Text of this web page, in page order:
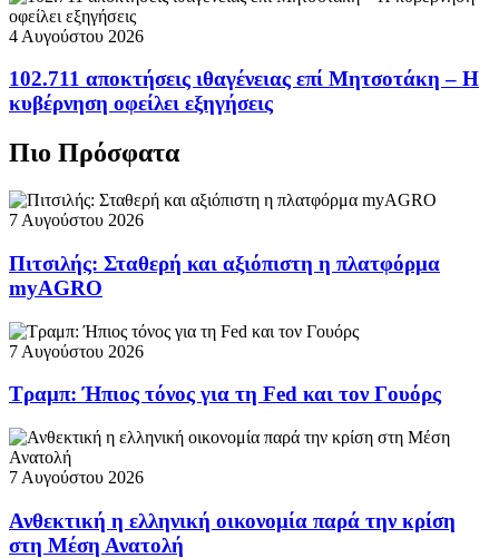
4 Αυγούστου 2026
102.711 αποκτήσεις ιθαγένειας επί Μητσοτάκη – Η
κυβέρνηση οφείλει εξηγήσεις
Πιο Πρόσφατα
7 Αυγούστου 2026
Πιτσιλής: Σταθερή και αξιόπιστη η πλατφόρμα
myAGRO
7 Αυγούστου 2026
Τραμπ: Ήπιος τόνος για τη Fed και τον Γουόρς
7 Αυγούστου 2026
Ανθεκτική η ελληνική οικονομία παρά την κρίση
στη Μέση Ανατολή